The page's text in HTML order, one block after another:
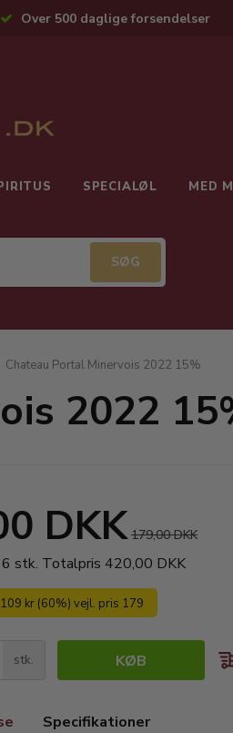
Over 500 daglige forsendelser
SPECIALØL MED
Chateau Portal Minervois 2022 15%
2022
DKK 179,00 DKK
stk. Totalpris 420,00 DKK
kr (60%) vejl. pris 179
stk. KØB
Specifikationer